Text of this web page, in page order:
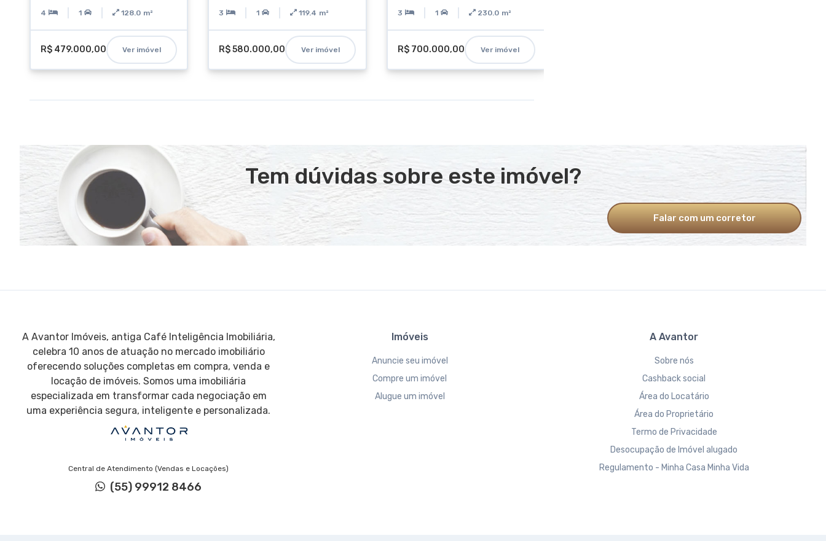
4 1 128.0 m²
R$ 479.000,00 Ver imóvel
3 1 119.4 m²
R$ 580.000,00 Ver imóvel
3 1 230.0 m²
R$ 700.000,00 Ver imóvel
Tem dúvidas sobre este imóvel?
Falar com um corretor
A Avantor Imóveis, antiga Café Inteligência Imobiliária,
celebra 10 anos de atuação no mercado imobiliário
oferecendo soluções completas em compra, venda e
locação de imóveis. Somos uma imobiliária
especializada em transformar cada negociação em
uma experiência segura, inteligente e personalizada.
Central de Atendimento (Vendas e Locações)
(55) 99912 8466
Imóveis
Anuncie seu imóvel
Compre um imóvel
Alugue um imóvel
A Avantor
Sobre nós
Cashback social
Área do Locatário
Área do Proprietário
Termo de Privacidade
Desocupação de Imóvel alugado
Regulamento - Minha Casa Minha Vida